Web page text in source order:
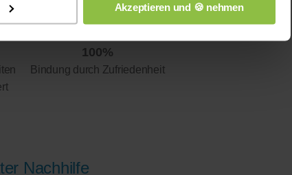
Akzeptieren und 🍪 nehmen
100%
Bindung durch Zufriedenheit
Nachhilfe